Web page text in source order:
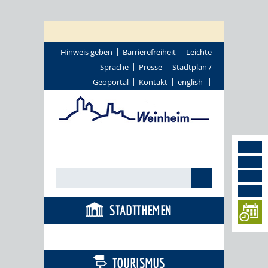
Hinweis geben Barrierefreiheit
Leichte
Sprache
Presse
Stadtplan /
Geoportal
Kontakt english
STADTTHEMEN
TOURISMUS